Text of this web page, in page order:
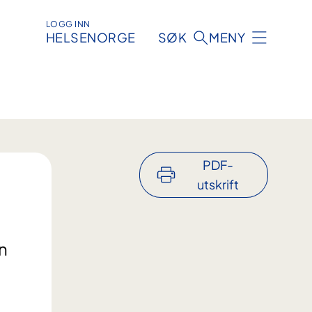
LOGG INN
HELSENORGE SØK MENY
PDF-
utskrift